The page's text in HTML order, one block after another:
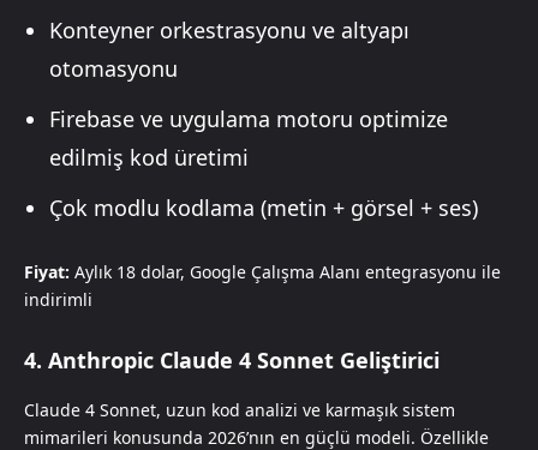
Konteyner orkestrasyonu ve altyapı
otomasyonu
Firebase ve uygulama motoru optimize
edilmiş kod üretimi
Çok modlu kodlama (metin + görsel + ses)
Fiyat: Aylık 18 dolar, Google Çalışma Alanı entegrasyonu ile
indirimli
4. Anthropic Claude 4 Sonnet Geliştirici
Claude 4 Sonnet, uzun kod analizi ve karmaşık sistem
mimarileri konusunda 2026’nın en güçlü modeli. Özellikle